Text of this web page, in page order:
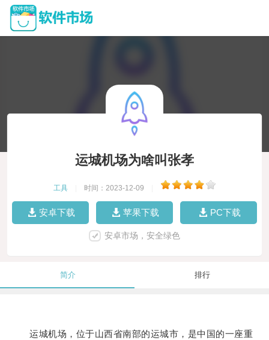
运城机场为啥叫张孝
工具 时间：2023-12-09
安卓下载 苹果下载 PC下载
安卓市场，安全绿色
简介 排行
运城机场，位于山西省南部的运城市，是中国的一座重